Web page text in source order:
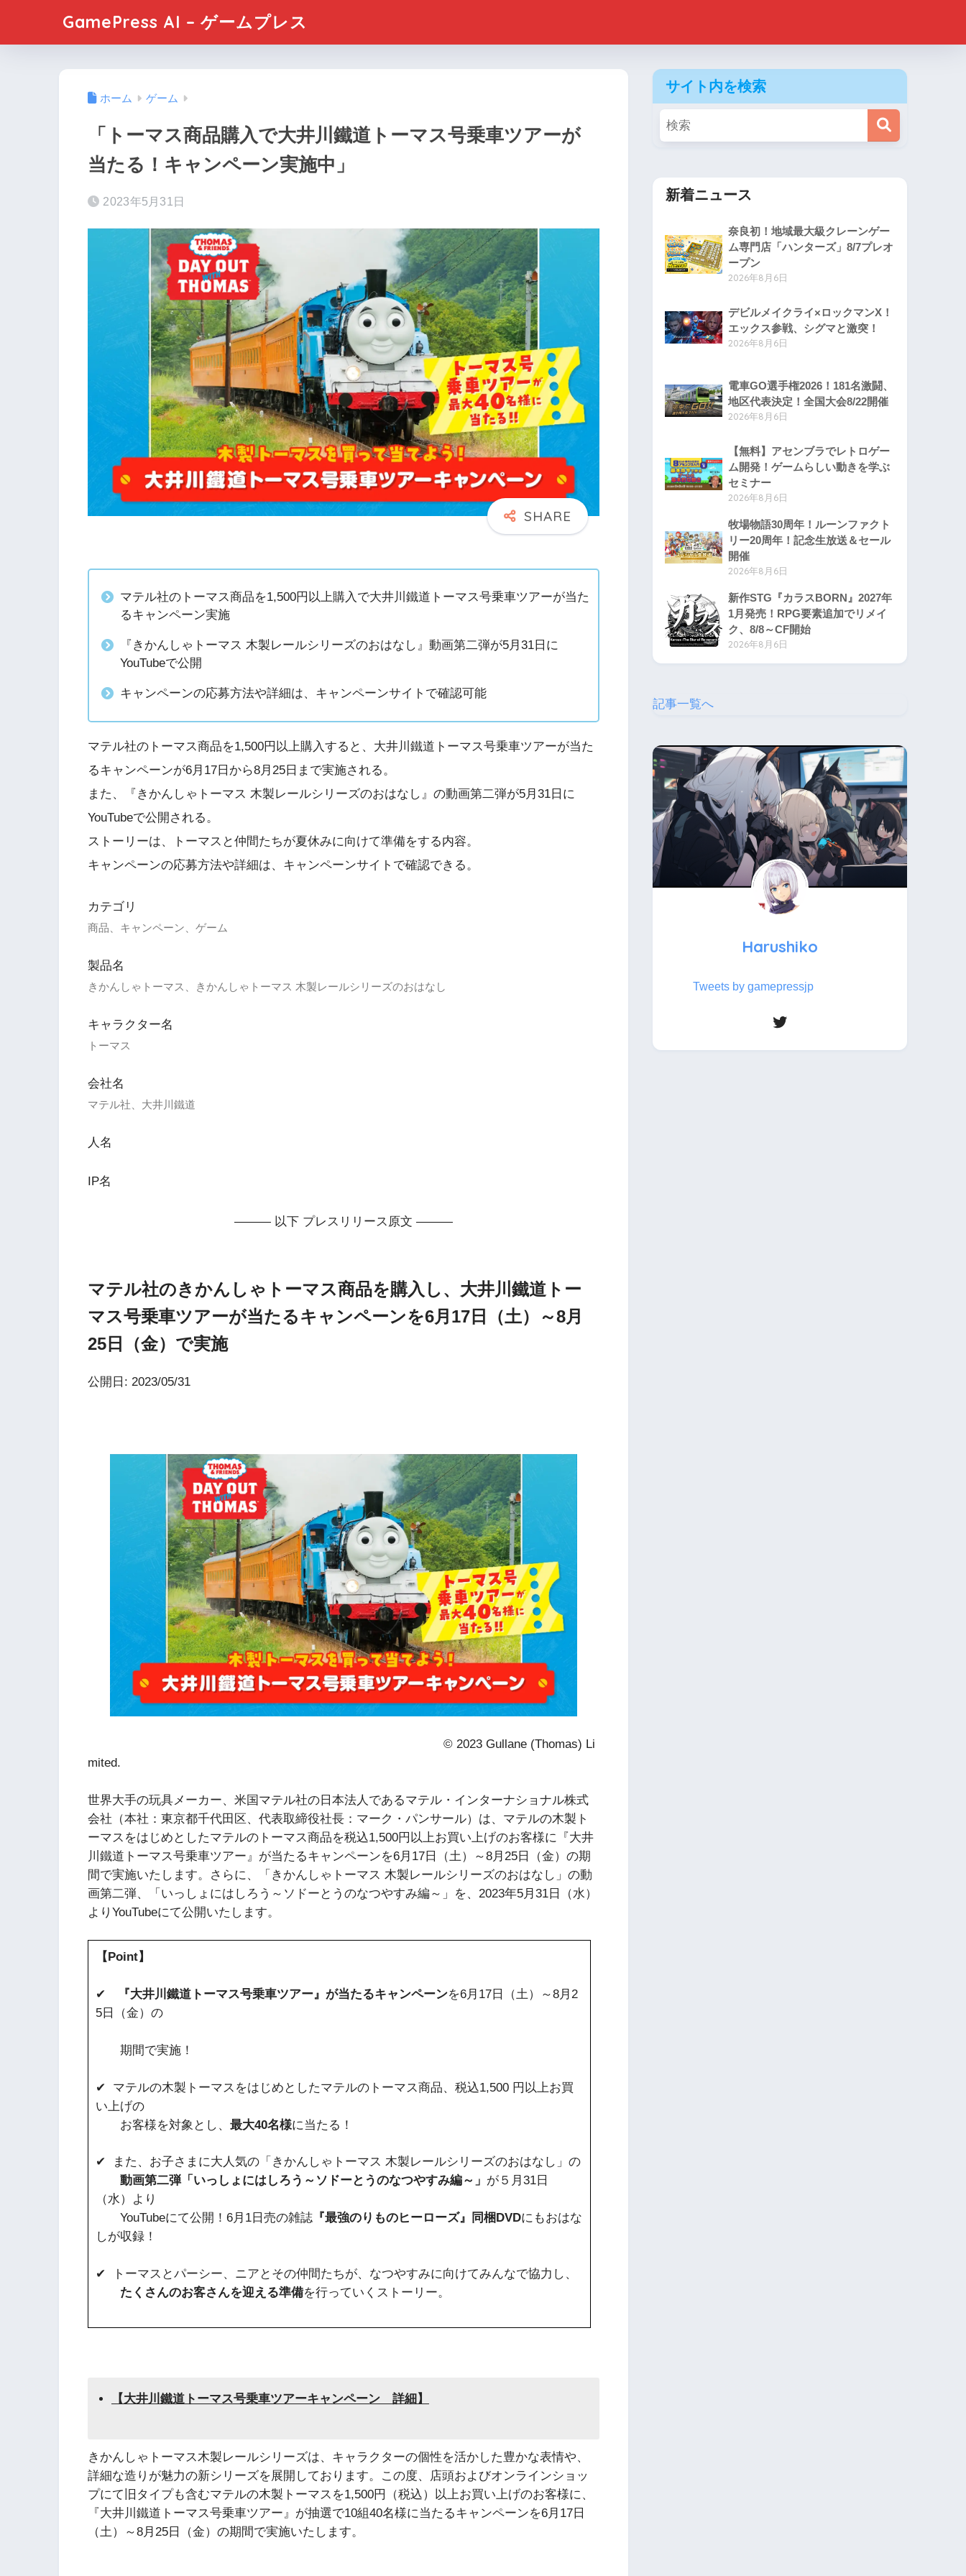
GamePress AI – ゲームプレス
ホーム ゲーム
「トーマス商品購入で大井川鐵道トーマス号乗車ツアーが
当たる！キャンペーン実施中」
2023年5月31日
マテル社のトーマス商品を1,500円以上購入で大井川鐵道トーマス号乗車ツアーが当た
るキャンペーン実施
『きかんしゃトーマス 木製レールシリーズのおはなし』動画第二弾が5月31日に
YouTubeで公開
キャンペーンの応募方法や詳細は、キャンペーンサイトで確認可能
マテル社のトーマス商品を1,500円以上購入すると、大井川鐵道トーマス号乗車ツアーが当た
るキャンペーンが6月17日から8月25日まで実施される。
また、『きかんしゃトーマス 木製レールシリーズのおはなし』の動画第二弾が5月31日に
YouTubeで公開される。
ストーリーは、トーマスと仲間たちが夏休みに向けて準備をする内容。
キャンペーンの応募方法や詳細は、キャンペーンサイトで確認できる。
カテゴリ
商品、キャンペーン、ゲーム
製品名
きかんしゃトーマス、きかんしゃトーマス 木製レールシリーズのおはなし
キャラクター名
トーマス
会社名
マテル社、大井川鐵道
人名
IP名
——— 以下 プレスリリース原文 ———
マテル社のきかんしゃトーマス商品を購入し、大井川鐵道トー
マス号乗車ツアーが当たるキャンペーンを6月17日（土）～8月
25日（金）で実施
公開日: 2023/05/31
© 2023 Gullane (Thomas) Li
mited.
世界大手の玩具メーカー、米国マテル社の日本法人であるマテル・インターナショナル株式
会社（本社：東京都千代田区、代表取締役社長：マーク・パンサール）は、マテルの木製ト
ーマスをはじめとしたマテルのトーマス商品を税込1,500円以上お買い上げのお客様に『大井
川鐵道トーマス号乗車ツアー』が当たるキャンペーンを6月17日（土）～8月25日（金）の期
間で実施いたします。さらに、「きかんしゃトーマス 木製レールシリーズのおはなし」の動
画第二弾、「いっしょにはしろう～ソドーとうのなつやすみ編～」を、2023年5月31日（水）
よりYouTubeにて公開いたします。
【Point】
✔ 『大井川鐵道トーマス号乗車ツアー』が当たるキャンペーンを6月17日（土）～8月2
5日（金）の
期間で実施！
✔ マテルの木製トーマスをはじめとしたマテルのトーマス商品、税込1,500 円以上お買
い上げの
お客様を対象とし、 最大40名様に当たる！
✔ また、お子さまに大人気の「きかんしゃトーマス 木製レールシリーズのおはなし」の
動画第二弾「いっしょにはしろう～ソドーとうのなつやすみ編～」 が５月31日
（水）より
YouTubeにて公開！6月1日売の雑誌 『最強のりものヒーローズ』同梱DVDにもおはな
しが収録！
✔ トーマスとパーシー、ニアとその仲間たちが、なつやすみに向けてみんなで協力し、
たくさんのお客さんを迎える準備を行っていくストーリー。
【大井川鐵道トーマス号乗車ツアーキャンペーン 詳細】
きかんしゃトーマス木製レールシリーズは、キャラクターの個性を活かした豊かな表情や、
詳細な造りが魅力の新シリーズを展開しております。この度、店頭およびオンラインショッ
プにて旧タイプも含むマテルの木製トーマスを1,500円（税込）以上お買い上げのお客様に、
『大井川鐵道トーマス号乗車ツアー』が抽選で10組40名様に当たるキャンペーンを6月17日
（土）～8月25日（金）の期間で実施いたします。
サイト内を検索
新着ニュース
奈良初！地域最大級クレーンゲー
ム専門店「ハンターズ」8/7プレオ
ープン
2026年8月6日
デビルメイクライ×ロックマンX！
エックス参戦、シグマと激突！
2026年8月6日
電車GO選手権2026！181名激闘、
地区代表決定！全国大会8/22開催
2026年8月6日
【無料】アセンブラでレトロゲー
ム開発！ゲームらしい動きを学ぶ
セミナー
2026年8月6日
牧場物語30周年！ルーンファクト
リー20周年！記念生放送＆セール
開催
2026年8月6日
新作STG『カラスBORN』2027年
1月発売！RPG要素追加でリメイ
ク、8/8～CF開始
2026年8月6日
記事一覧へ
Harushiko
Tweets by gamepressjp